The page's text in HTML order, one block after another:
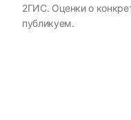
2ГИС. Оценки о
публикуем.